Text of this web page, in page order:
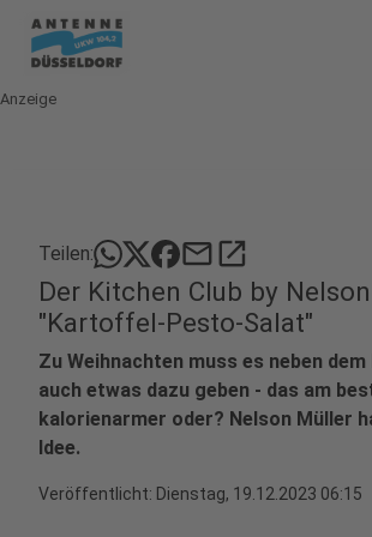
Anzeige
Teilen: mailopen_in_new
Der Kitchen Club by
"Kartoffel-Pesto-Salat"
Zu Weihnachten muss es neben
auch etwas dazu geben - das am
kalorienarmer oder? Nelson Müller
Idee.
Veröffentlicht: Dienstag, 19.12.2023 06:15